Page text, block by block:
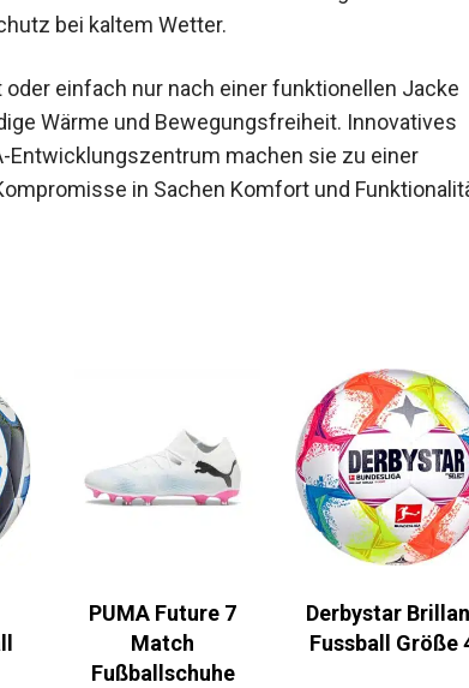
Schutz bei kaltem Wetter.
einfach nur nach einer funktionellen Jacke
Wärme und Bewegungsfreiheit. Innovatives
Entwicklungszentrum machen sie zu einer
in Sachen Komfort und
PUMA Future 7
Match
Fußballschuhe
Derbystar Brillant
Fussball Größe 4